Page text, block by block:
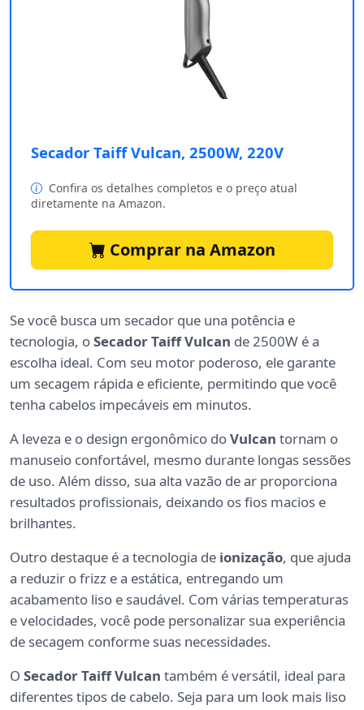
Secador Taiff Vulcan, 2500W, 220V
Confira os detalhes completos e o preço atual
diretamente na Amazon.
Comprar na Amazon
Se você busca um secador que una potência e
tecnologia, oSecador Taiff Vulcan de 2500W é a
escolha ideal. Com seu motor poderoso, ele garante
um secagem rápida e eficiente, permitindo que você
tenha cabelos impecáveis em minutos.
A leveza e o design ergonômico doVulcan tornam o
manuseio confortável, mesmo durante longas sessões
de uso. Além disso, sua alta vazão de ar proporciona
resultados profissionais, deixando os fios macios e
brilhantes.
Outro destaque é a tecnologia de ionização, que ajuda
a reduzir o frizz e a estática, entregando um
acabamento liso e saudável. Com várias temperaturas
e velocidades, você pode personalizar sua experiência
de secagem conforme suas necessidades.
O Secador Taiff Vulcan também é versátil, ideal para
diferentes tipos de cabelo. Seja para um look mais liso